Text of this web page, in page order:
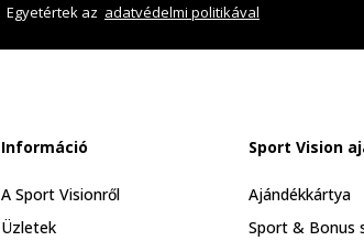
Egyetértek az adatvédelmi politikával
Információ
A Sport Visionről
Üzletek
Sport Vision
Ajándékkártya
Sport & Bonus